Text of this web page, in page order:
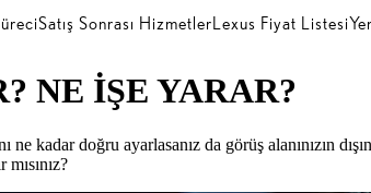
Satış Sonrası HizmetlerLexus Fiyat Listesi
NE İŞE YARAR?
ne kadar doğru ayarlasanız da görüş alanınızın